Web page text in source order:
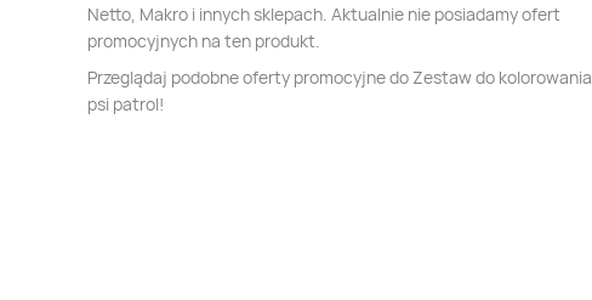
Netto, Makro i innych sklepach. Aktualnie nie posiadamy ofert
promocyjnych na ten produkt.
Przeglądaj podobne oferty promocyjne do Zestaw do kolorowania
psi patrol!